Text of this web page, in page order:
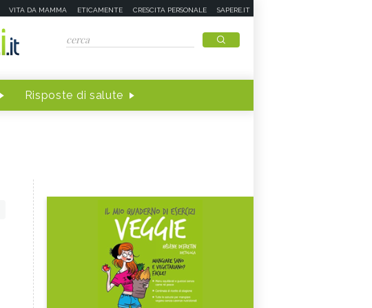
VITA DA MAMMA ETICAMENTE CRESCITA PERSONALE SAPERE.IT
Risposte di salute